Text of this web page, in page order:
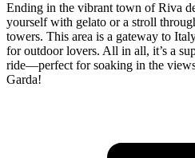
Ending in the vibrant town of Riva
yourself with gelato or a stroll
towers. This area is a gateway to
for outdoor lovers. All in all, it’s a
ride—perfect for soaking in the
Garda!